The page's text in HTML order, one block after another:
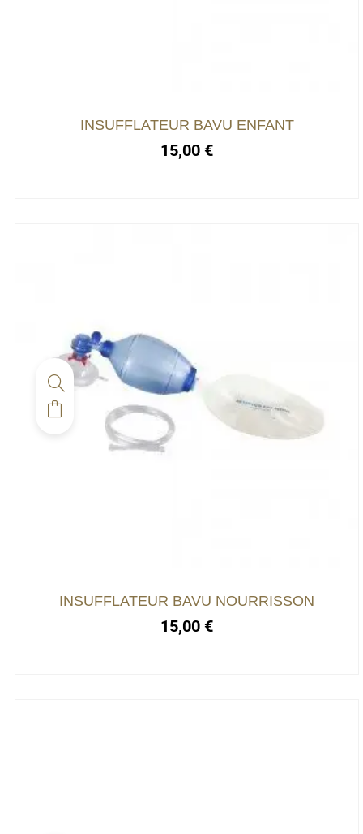
INSUFFLATEUR BAVU ENFANT
15,00 €
INSUFFLATEUR BAVU NOURRISSON
15,00 €